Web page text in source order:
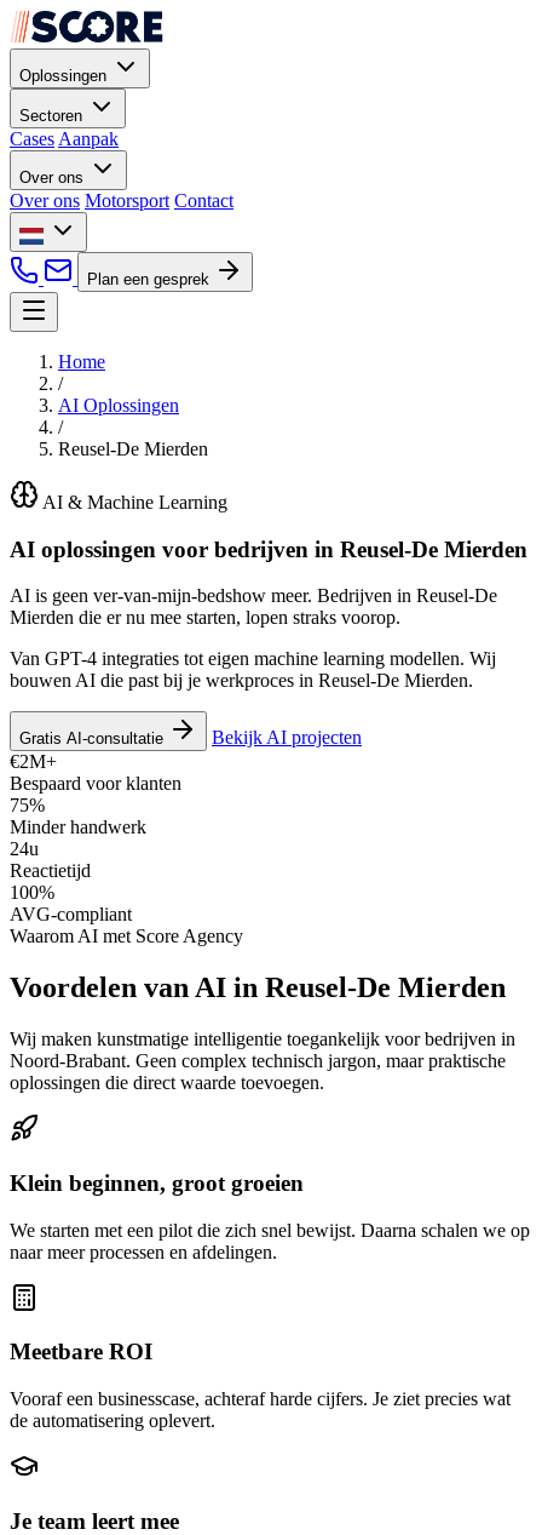
Oplossingen
Sectoren
Cases Aanpak
Over ons
Over ons Motorsport Contact
Plan een gesprek
Home
/
AI Oplossingen
/
Reusel-De Mierden
AI & Machine Learning
AI oplossingen voor bedrijven in Reusel-De Mierden
AI is geen ver-van-mijn-bedshow meer. Bedrijven in Reusel-De
Mierden die er nu mee starten, lopen straks voorop.
Van GPT-4 integraties tot eigen machine learning modellen. Wij
bouwen AI die past bij je werkproces in Reusel-De Mierden.
Gratis AI-consultatie
Bekijk AI projecten
€2M+
Bespaard voor klanten
75%
Minder handwerk
24u
Reactietijd
100%
AVG-compliant
Waarom AI met Score Agency
Voordelen van AI in Reusel-De Mierden
Wij maken kunstmatige intelligentie toegankelijk voor bedrijven in
Noord-Brabant. Geen complex technisch jargon, maar praktische
oplossingen die direct waarde toevoegen.
Klein beginnen, groot groeien
We starten met een pilot die zich snel bewijst. Daarna schalen we op
naar meer processen en afdelingen.
Meetbare ROI
Vooraf een businesscase, achteraf harde cijfers. Je ziet precies wat
de automatisering oplevert.
Je team leert mee